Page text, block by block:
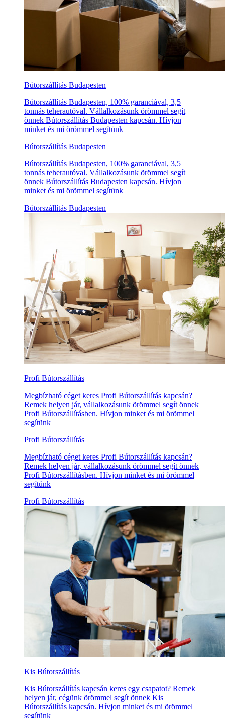
Bútorszállítás Budapesten
Bútorszállítás Budapesten, 100% garanciával, 3,5
tonnás teherautóval. Vállalkozásunk örömmel segít
önnek Bútorszállítás Budapesten kapcsán. Hívjon
minket és mi örömmel segítünk
Bútorszállítás Budapesten
Bútorszállítás Budapesten, 100% garanciával, 3,5
tonnás teherautóval. Vállalkozásunk örömmel segít
önnek Bútorszállítás Budapesten kapcsán. Hívjon
minket és mi örömmel segítünk
Bútorszállítás Budapesten
Profi Bútorszállítás
Megbízható céget keres Profi Bútorszállítás kapcsán?
Remek helyen jár, vállalkozásunk örömmel segít önnek
Profi Bútorszállításben. Hívjon minket és mi örömmel
segítünk
Profi Bútorszállítás
Megbízható céget keres Profi Bútorszállítás kapcsán?
Remek helyen jár, vállalkozásunk örömmel segít önnek
Profi Bútorszállításben. Hívjon minket és mi örömmel
segítünk
Profi Bútorszállítás
Kis Bútorszállítás
Kis Bútorszállítás kapcsán keres egy csapatot? Remek
helyen jár, cégünk örömmel segít önnek Kis
Bútorszállítás kapcsán. Hívjon minket és mi örömmel
segítünk